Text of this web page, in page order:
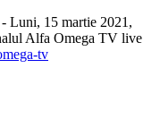
Luni, 15 martie 2021,
Alfa Omega TV live
tv